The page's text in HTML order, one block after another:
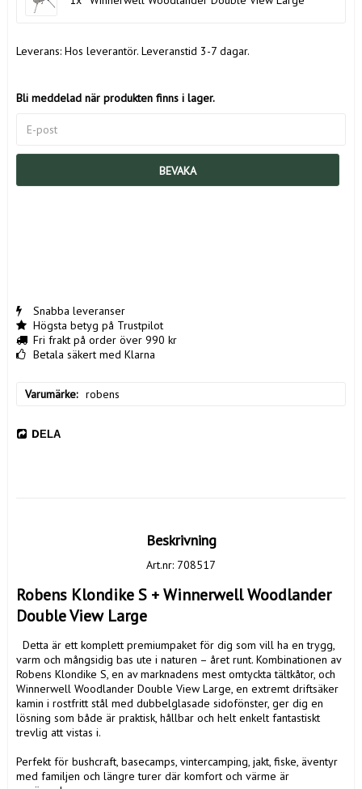
Leverans: Hos leverantör. Leveranstid 3-7 dagar.
Bli meddelad när produkten finns i lager.
BEVAKA
Snabba leveranser
Högsta betyg på Trustpilot
Fri frakt på order över 990 kr
Betala säkert med Klarna
Varumärke robens
DELA
Beskrivning
Art.nr: 708517
Robens Klondike S + Winnerwell Woodlander
Double View Large
varm och mångsidig bas ute i naturen – året runt. Kombinationen av
Robens Klondike S, en av marknadens mest omtyckta tältkåtor, och
Winnerwell Woodlander Double View Large, en extremt driftsäker
kamin i rostfritt stål med dubbelglasade sidofönster, ger dig en
lösning som både är praktisk, hållbar och helt enkelt fantastiskt
trevlig att vistas i.
Perfekt för bushcraft, basecamps, vintercamping, jakt, fiske, äventyr
med familjen och längre turer där komfort och värme är